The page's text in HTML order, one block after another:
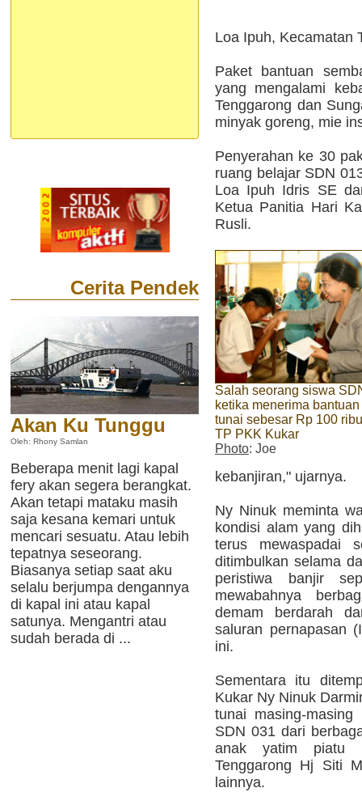
Cerita Pendek
Akan Ku Tunggu
Oleh: Rhony Samlan
Beberapa menit lagi kapal
fery akan segera berangkat.
Akan tetapi mataku masih
saja kesana kemari untuk
mencari sesuatu. Atau lebih
tepatnya seseorang.
Biasanya setiap saat aku
selalu berjumpa dengannya
di kapal ini atau kapal
satunya. Mengantri atau
sudah berada di ...
Loa Ipuh, Kecamatan
Paket bantuan
yang mengalami
Tenggarong dan
minyak goreng, mie
Penyerahan ke 30
ruang belajar SDN
Loa Ipuh Idris SE
Ketua Panitia Hari
Rusli.
Salah seorang siswa
ketika menerima
tunai sebesar Rp 100
TP PKK Kukar
Photo: Joe
kebanjiran," ujarnya.
Ny Ninuk meminta
kondisi alam yang
terus mewaspadai
ditimbulkan selama
peristiwa banjir
mewabahnya
demam berdarah
saluran pernapasan
ini.
Sementara itu
Kukar Ny Ninuk
tunai masing-
SDN 031 dari
anak yatim piatu
Tenggarong Hj Siti
lainnya.